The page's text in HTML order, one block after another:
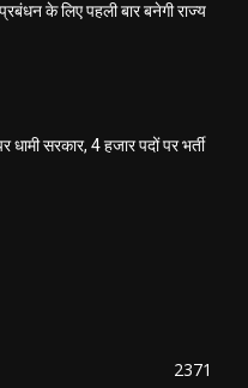
के लिए पहली बार बनेगी राज्य
धामी सरकार, 4 हजार पदों पर भर्ती
2371